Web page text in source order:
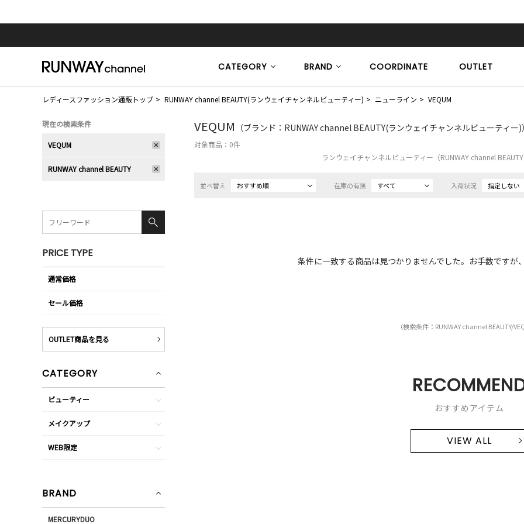
CATEGORY BRAND COORDINATE OUTLET
レディースファッション通販トップ RUNWAY channel BEAUTY(ランウェイチャンネルビューティー) ニューライン VEQUM
VEQUM （ブランド：RUNWAY channel BEAUTY(ランウェイチャンネルビューティー)）
対象商品： 0件
ランウェイチャンネルビューティー（RUNWAY channel BEAUTY
並べ替え おすすめ順 在庫の有無 すべて 入荷状況 指定しない
条件に一致する商品は見つかりませんでした。お手数ですが
（検索条件：RUNWAY channel BEAUTY/
おすすめアイテム
VIEW ALL
現在の検索条件
VEQUM
RUNWAY channel BEAUTY
PRICE TYPE
通常価格
セール価格
OUTLET商品を見る
CATEGORY
ビューティー
メイクアップ
WEB限定
BRAND
MERCURYDUO